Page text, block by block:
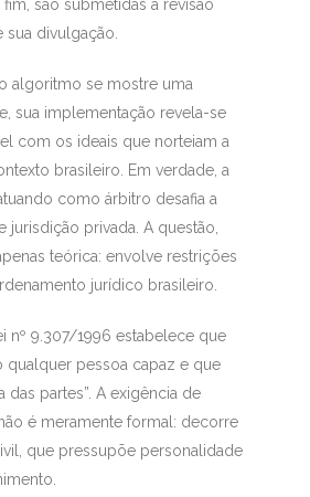
são submetidas à revisão
sua divulgação.
algoritmo se mostre uma
sua implementação revela-se
com os ideais que norteiam a
brasileiro. Em verdade, a
como árbitro desafia a
jurisdição privada. A questão,
teórica: envolve restrições
jurídico brasileiro.
nº 9.307/1996 estabelece que
qualquer pessoa capaz e que
das partes”. A exigência de
é meramente formal: decorre
que pressupõe personalidade